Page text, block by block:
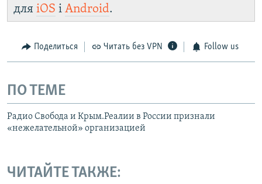
для iOS і Android.
Поделиться Читать без VPN Follow us
ПО ТЕМЕ
Радио Свобода и Крым.Реалии в России признали
«нежелательной» организацией
ЧИТАЙТЕ ТАКЖЕ: